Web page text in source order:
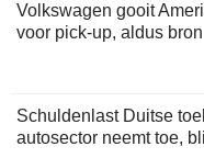
Volkswagen gooit
voor pick-up, aldus bron
Schuldenlast Duitse
autosector neemt toe,